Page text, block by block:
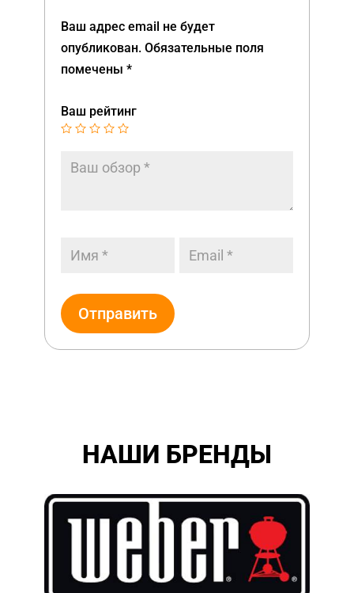
Ваш адрес email не будет
опубликован. Обязательные поля
помечены *
Ваш рейтинг
Отправить
НАШИ БРЕНДЫ